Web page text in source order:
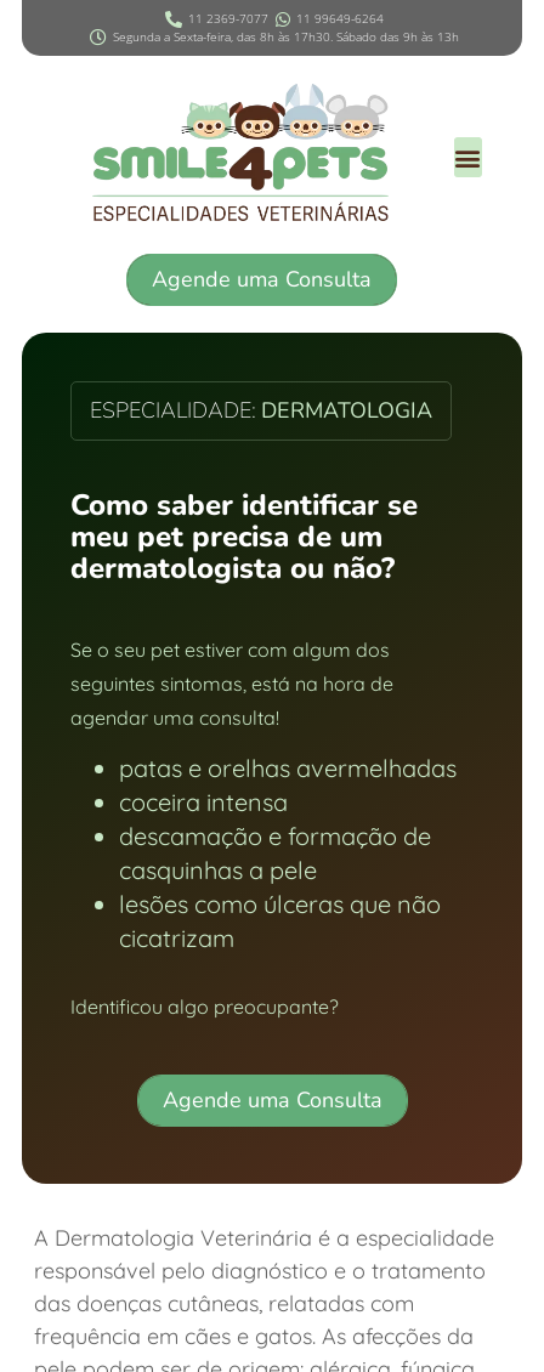
11 2369-7077
11 99649-6264
Segunda a Sexta-feira, das 8h às 17h30. Sábado das 9h às 13h
Agende uma Consulta
ESPECIALIDADE: DERMATOLOGIA
Como saber identificar se
meu pet precisa de um
dermatologista ou não?
Se o seu pet estiver com algum dos
seguintes sintomas, está na hora de
agendar uma consulta!
patas e orelhas avermelhadas
coceira intensa
descamação e formação de
casquinhas a pele
lesões como úlceras que não
cicatrizam
Identificou algo preocupante?
Agende uma Consulta
A Dermatologia Veterinária é a especialidade
responsável pelo diagnóstico e o tratamento
das doenças cutâneas, relatadas com
frequência em cães e gatos. As afecções da